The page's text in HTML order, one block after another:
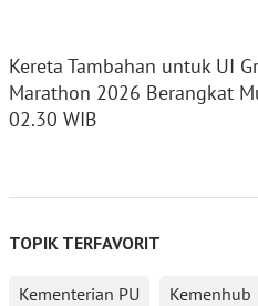
Kereta Tambahan untuk UI
Marathon 2026 Berangkat
02.30 WIB
TOPIK TERFAVORIT
Kementerian PU Kemenhub